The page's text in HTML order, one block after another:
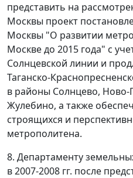
представить на
Москвы проект
Москвы "О развитии
Москве до 2015 года" с
Солнцевской линии и
Таганско-
в районы Солнцево,
Жулебино, а также
строящихся и
метрополитена.
8. Департаменту
в 2007-2008 гг. после